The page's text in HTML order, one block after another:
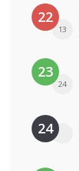
22
13
23
24
24